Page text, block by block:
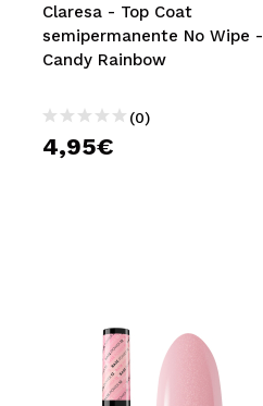
Claresa - Top Coat
semipermanente No Wipe -
Candy Rainbow
(0)
4,95€